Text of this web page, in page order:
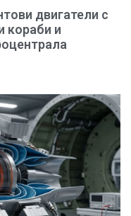
двигатели с
кораби и